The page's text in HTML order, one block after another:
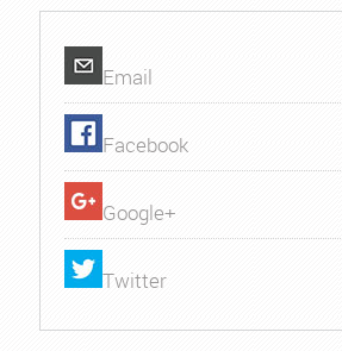
Email
Facebook
Google+
Twitter